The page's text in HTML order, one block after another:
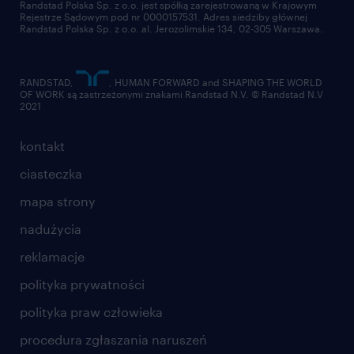
kontakt
ciasteczka
mapa strony
nadużycia
reklamacje
polityka prywatności
polityka praw człowieka
procedura zgłaszania naruszeń
Randstad Polska Sp. z o.o. jest spółką zarejestrowaną w Krajowym
Rejestrze Sądowym pod nr 0000157531. Adres siedziby głównej
Randstad Polska Sp. z o.o. al. Jerozolimskie 134, 02-305 Warszawa.
RANDSTAD,
, HUMAN FORWARD and SHAPING THE WORLD
OF WORK są zastrzeżonymi znakami Randstad N.V. © Randstad N.V
2021